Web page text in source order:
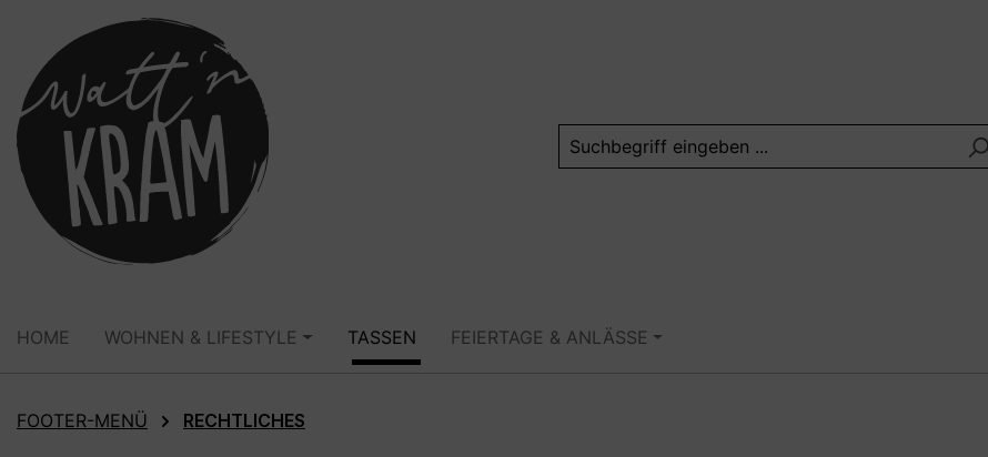
Zur Hauptnavigation springen
HOME WOHNEN & LIFESTYLE TASSEN FEIERTAGE & ANLÄSSE
FOOTER-MENÜ RECHTLICHES